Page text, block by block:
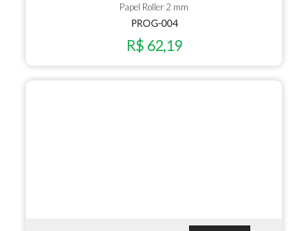
Papel Roller 2 mm
PROG-004
R$ 62,19